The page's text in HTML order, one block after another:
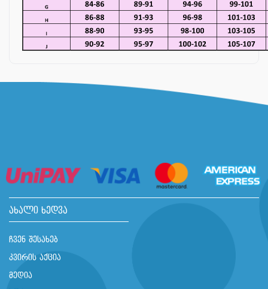
ახალი ხედვა
ჩვენ შესახებ
კვირის აქცია
მედია